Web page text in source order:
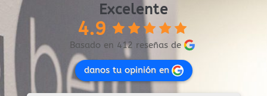
Excelente
4.9
Basado en 412 reseñas de
danos tu opinión en